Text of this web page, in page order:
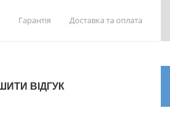
Гарантія Доставка та оплата
ВІДГУК